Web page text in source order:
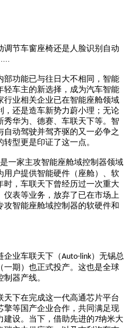
节车窗座椅还是人脸识别自动
部功能已与往日大不相同，智能
轻车主的新选择，成为汽车智能
行业相关企业已在智能座舱领域
，还是造车新势力蔚小理；无论
秀华为、德赛、车联天下等。智
动驾驶并驾齐驱的又一必争之
型更是印证了这一点。
一家主攻智能座舱域控制器领域
用户提供智能硬件（座舱）、软
时，车联天下曾经历过一次重大
仪表等业务，放弃了已在市场上
智能座舱域控制器的软硬件和
企业车联天下（Auto-link）无锡总
一期）也正式投产。这也是全球
器产线。
下在完成这一代高通芯片平台
擎等国产企业合作，共同满足现
建设。当下，借助先进的7纳米大